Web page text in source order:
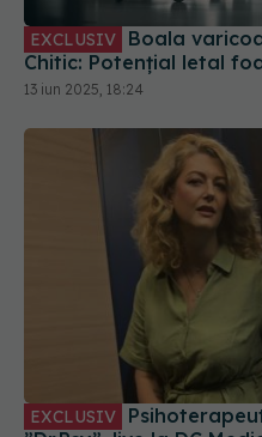
EXCLUSIV Boala varicoasă, complicații. Dr. Anca
Chitic: Potențial letal
13 iun 2025, 18:24
EXCLUSIV Psihoterapeutul Ioana Milea, la
”Dr.Psy”, live la DC